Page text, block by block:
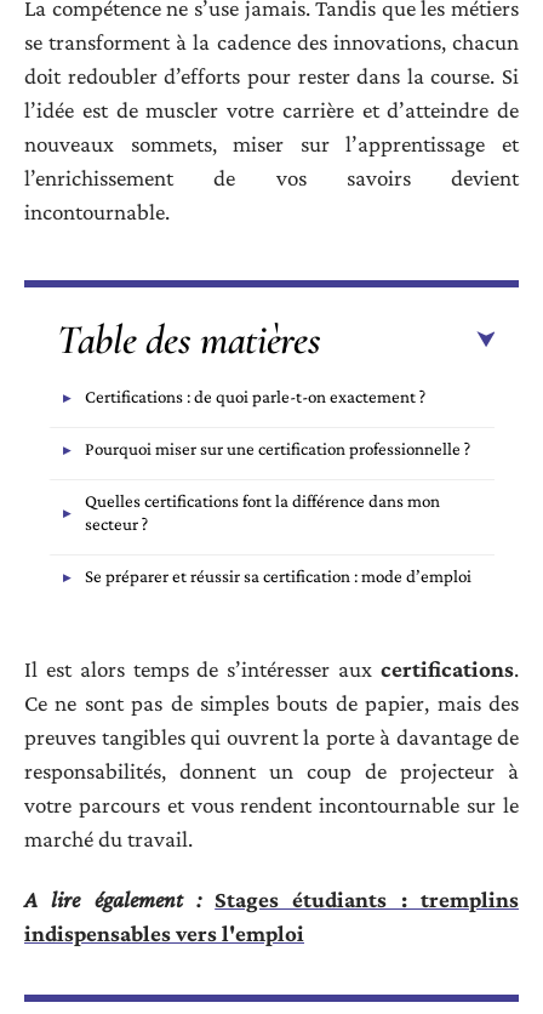
La compétence ne s’use jamais. Tandis que les métiers
se transforment à la cadence des innovations, chacun
doit redoubler d’efforts pour rester dans la course. Si
l’idée est de muscler votre carrière et d’atteindre de
nouveaux sommets, miser sur l’apprentissage et
l’enrichissement de vos savoirs devient
incontournable.
Table des matières
Certifications : de quoi parle-t-on exactement ?
Pourquoi miser sur une certification professionnelle ?
Quelles certifications font la différence dans mon
secteur ?
Se préparer et réussir sa certification : mode d’emploi
Il est alors temps de s’intéresser aux certifications.
Ce ne sont pas de simples bouts de papier, mais des
preuves tangibles qui ouvrent la porte à davantage de
responsabilités, donnent un coup de projecteur à
votre parcours et vous rendent incontournable sur le
marché du travail.
A lire également : Stages étudiants : tremplins
indispensables vers l'emploi